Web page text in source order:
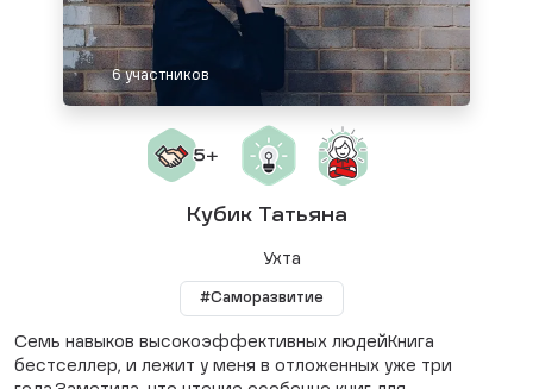
6 участников
Кубик Татьяна
Ухта
#Саморазвитие
Семь навыков высокоэффективных людейКнига
бестселлер, и лежит у меня в отложенных уже три